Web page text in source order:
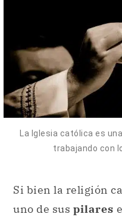
La Iglesia católica es
trabajando con
Si bien la religión
uno de sus pilares